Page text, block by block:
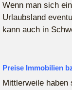
Wenn man sich
Urlaubsland
kann auch in
Preise Immobilien
Mittlerweile haben